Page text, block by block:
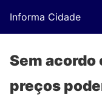
Informa Cidade
Sem acordo
preços